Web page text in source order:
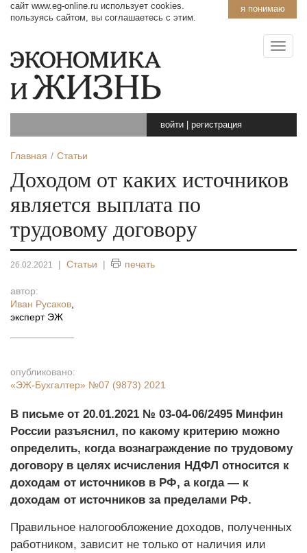
я понимаю
сайт www.eg-online.ru использует cookies.
пользуясь сайтом, вы соглашаетесь с этим.
войти регистрация
Главная Статьи
Доходом от каких источников
является выплата по
трудовому договору
26.02.2021 | Статьи | печать
автор:
Иван Русаков
эксперт ЭЖ
опубликовано:
«ЭЖ-Бухгалтер» №07 (9873) 2021
В письме от 20.01.2021 № 03-04-06/2495 Минфин
России разъяснил, по какому критерию можно
определить, когда вознаграждение по трудовому
договору в целях исчисления НДФЛ относится к
доходам от источников в РФ, а когда — к
доходам от источников за пределами РФ.
Правильное налогообложение доходов, полученных
работником, зависит не только от наличия или